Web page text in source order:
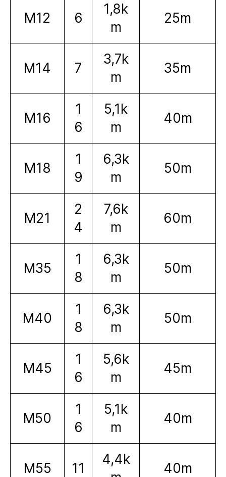
M12 6
1,8k
m
25m
M14 7
3,7k
m
35m
M16
1
6
5,1k
m
40m
M18
1
9
6,3k
m
50m
M21
2
4
7,6k
m
60m
M35
1
8
6,3k
m
50m
M40
1
8
6,3k
m
50m
M45
1
6
5,6k
m
45m
M50
1
6
5,1k
m
40m
M55 11
4,4k
40m